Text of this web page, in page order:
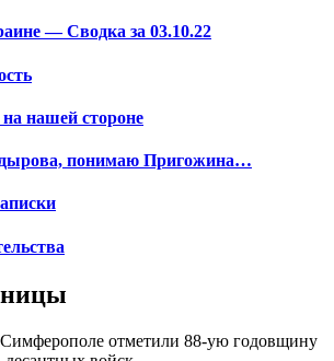
— Сводка за 03.10.22
на нашей стороне
понимаю Пригожина…